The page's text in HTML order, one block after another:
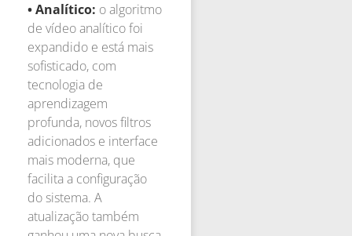
• Analítico: o algoritmo
de vídeo analítico foi
expandido e está mais
sofisticado, com
tecnologia de
aprendizagem
profunda, novos filtros
adicionados e interface
mais moderna, que
facilita a configuração
do sistema. A
atualização também